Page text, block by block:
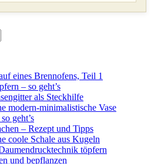
eines Brennofens, Teil 1
– so geht’s
als Steckhilfe
modern-minimalistische Vase
geht’s
– Rezept und Tipps
coole Schale aus Kugeln
töpfern
und bepflanzen